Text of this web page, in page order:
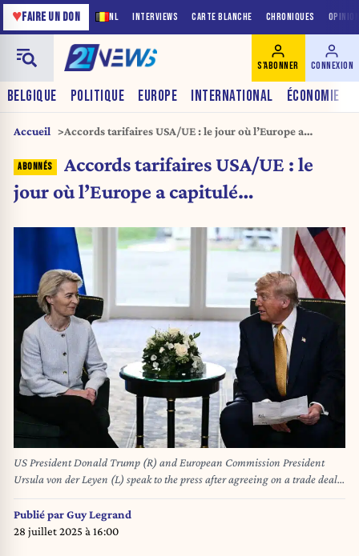
NL INTERVIEWS CARTE BLANCHE CHRONIQUES
♥FAIRE UN DON
BELGIQUE POLITIQUE EUROPE INTERNATIONAL ÉCONOMIE
S'ABONNER CONNEXION
Accueil
Accords tarifaires USA/UE : le jour où l’Europe a
Accords tarifaires USA/UE : le
jour où l’Europe a capitulé…
US President Donald Trump (R) and European Commission President
Ursula von der Leyen (L) speak to the press after agreeing on a trade deal
between the two economies following their meeting, in Turnberry south
west Scotland on July 27, 2025, on the third day of his visit to the country,
since his second tenure as President began. US President Donald Trump
Publié parGuy Legrand
28 juillet 2025 à 16:00